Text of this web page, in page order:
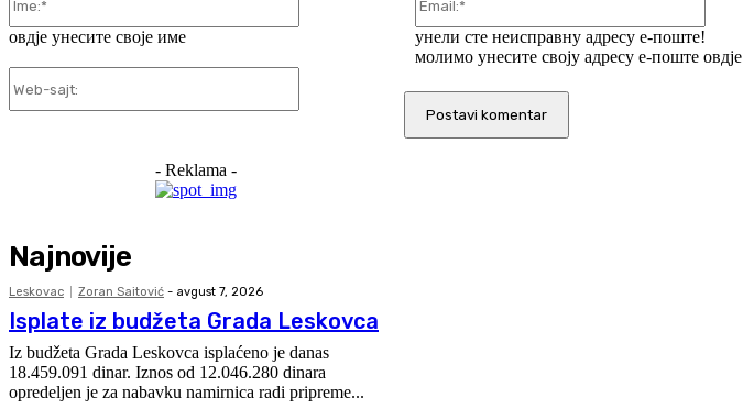
овдје унесите своје име
унели сте неисправну адресу е-поште!
молимо унесите своју адресу е-поште овдје
- Reklama -
Najnovije
Leskovac Zoran Saitović - avgust 7, 2026
Isplate iz budžeta Grada Leskovca
Iz budžeta Grada Leskovca isplaćeno je danas
18.459.091 dinar. Iznos od 12.046.280 dinara
opredeljen je za nabavku namirnica radi pripreme...